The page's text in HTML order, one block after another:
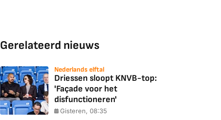
Gerelateerd nieuws
Nederlands elftal
Driessen sloopt KNVB-top:
'Façade voor het
disfunctioneren'
Gisteren, 08:35